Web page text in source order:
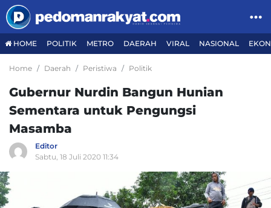
HOME POLITIK METRO DAERAH VIRAL NASIONAL
Home Daerah Peristiwa Politik
Gubernur Nurdin Bangun Hunian
Sementara untuk Pengungsi
Masamba
Editor
Sabtu, 18 Juli 2020 11:34